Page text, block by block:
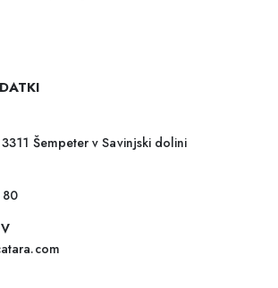
Šempeter v Savinjski dolini